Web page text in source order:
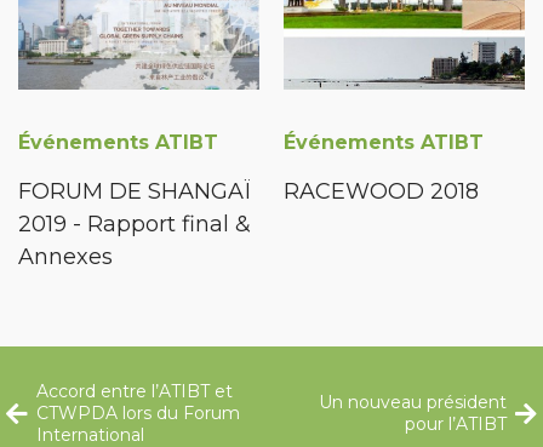
Événements ATIBT
FORUM DE SHANGAÏ
2019 - Rapport final &
Annexes
Événements ATIBT
RACEWOOD 2018
Accord entre l’ATIBT et
CTWPDA lors du Forum
International
Un nouveau président
pour l’ATIBT